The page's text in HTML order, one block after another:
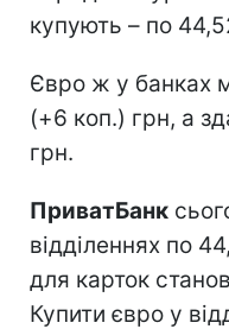
купують – по
Євро ж у банках
(+6 коп.) грн, а
грн.
ПриватБанк
відділеннях по
для карток
Купити євро у